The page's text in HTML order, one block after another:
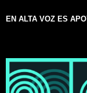
EN ALTA VOZ ES